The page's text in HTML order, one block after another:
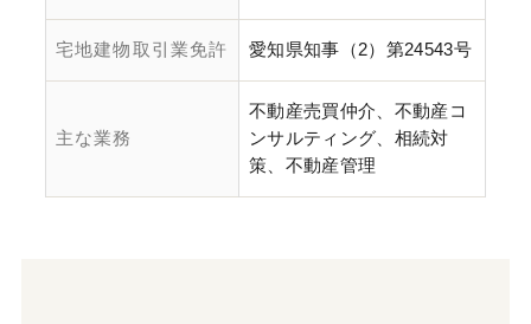
宅地建物取引業免許 愛知県知事（2）第24543号
主な業務
不動産売買仲介、不動産コ
ンサルティング、相続対
策、不動産管理